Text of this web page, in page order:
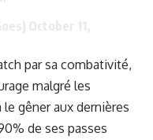
par sa combativité,
malgré les
gêner aux dernières
de ses passes